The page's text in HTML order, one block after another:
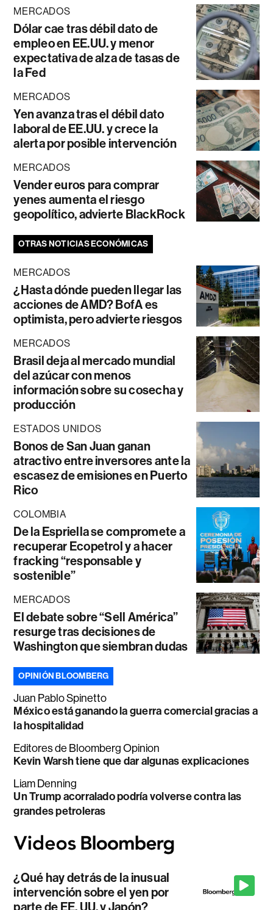
MERCADOS
Dólar cae tras débil dato de
empleo en EE.UU. y menor
expectativa de alza de tasas de
la Fed
MERCADOS
Yen avanza tras el débil dato
laboral de EE.UU. y crece la
alerta por posible intervención
MERCADOS
Vender euros para comprar
yenes aumenta el riesgo
geopolítico, advierte BlackRock
OTRAS NOTICIAS ECONÓMICAS
MERCADOS
¿Hasta dónde pueden llegar las
acciones de AMD? BofA es
optimista, pero advierte riesgos
MERCADOS
Brasil deja al mercado mundial
del azúcar con menos
información sobre su cosecha y
producción
ESTADOS UNIDOS
Bonos de San Juan ganan
atractivo entre inversores ante la
escasez de emisiones en Puerto
Rico
COLOMBIA
De la Espriella se compromete a
recuperar Ecopetrol y a hacer
fracking “responsable y
sostenible”
MERCADOS
El debate sobre “Sell América”
resurge tras decisiones de
Washington que siembran dudas
OPINIÓN BLOOMBERG
Juan Pablo Spinetto
México está ganando la guerra comercial gracias a
la hospitalidad
Editores de Bloomberg Opinion
Kevin Warsh tiene que dar algunas explicaciones
Liam Denning
Un Trump acorralado podría volverse contra las
grandes petroleras
¿Qué hay detrás de la inusual
intervención sobre el yen por
parte de EE. UU. y Japón?